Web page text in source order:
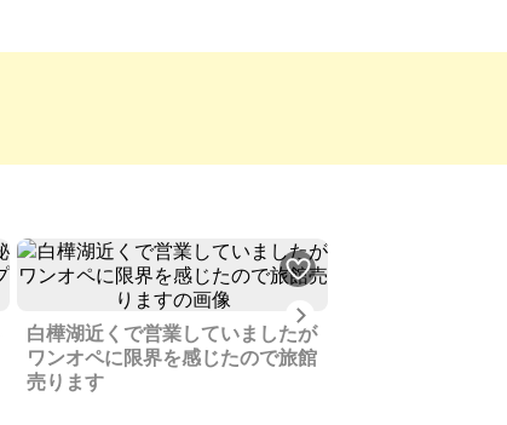
白樺湖近くで営業していましたが
ワンオペに限界を感じたので旅館
売ります